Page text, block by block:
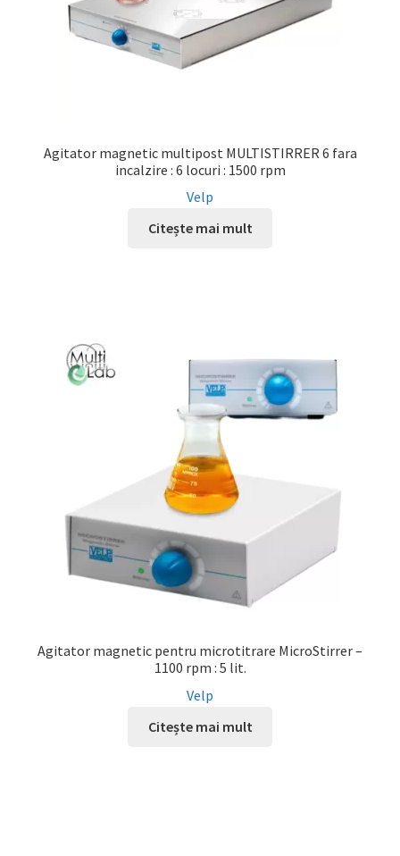
Agitator magnetic multipost MULTISTIRRER 6 fara
incalzire : 6 locuri : 1500 rpm
Velp
Citește mai mult
Agitator magnetic pentru microtitrare MicroStirrer –
1100 rpm : 5 lit.
Velp
Citește mai mult